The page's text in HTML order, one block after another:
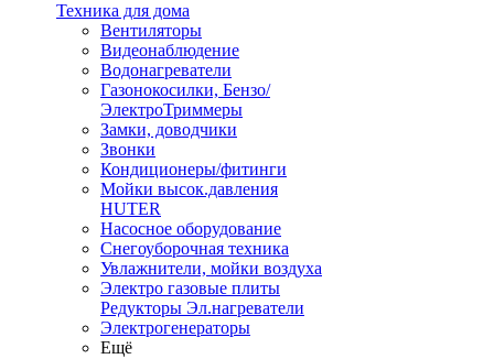
Техника для дома
Вентиляторы
Видеонаблюдение
Водонагреватели
Газонокосилки, Бензо/
ЭлектроТриммеры
Замки, доводчики
Звонки
Кондиционеры/фитинги
Мойки высок.давления
HUTER
Насосное оборудование
Снегоуборочная техника
Увлажнители, мойки воздуха
Электро газовые плиты
Редукторы Эл.нагреватели
Электрогенераторы
Ещё